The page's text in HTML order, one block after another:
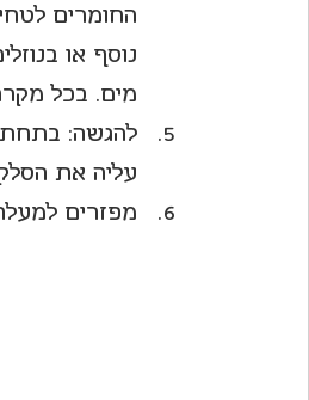
החומרים
נוסף או
מים. בכל
להגשה:
עליה את
מפזרים